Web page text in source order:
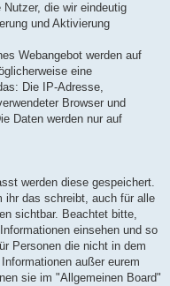
die wir eindeutig
und Aktivierung
Webangebot werden auf
eine
Die IP-Adresse,
Browser und
Daten werden nur auf
werden diese gespeichert.
ihr das schreibt, auch für alle
sichtbar. Beachtet bitte,
einsehen und so
Personen die nicht in dem
außer eurem
sie im "Allgemeinen Board"